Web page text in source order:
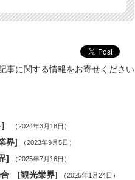
事に関する情報をお寄せください
（2024年3月18日）
界] （2023年9月5日）
] （2025年7月16日）
合 [観光業界] （2025年1月24日）